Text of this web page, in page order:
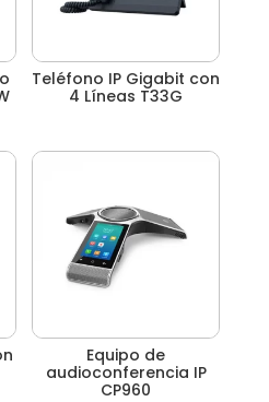
Teléfono IP Gigabit con
4 Líneas T33G
Equipo de
audioconferencia IP
CP960